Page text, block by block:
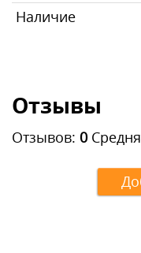
Наличие
Отзывы
Отзывов: 0